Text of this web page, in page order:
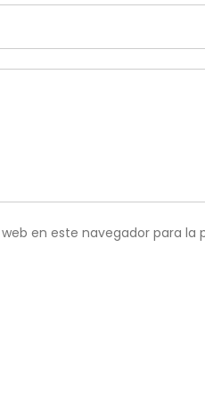
en este navegador para la